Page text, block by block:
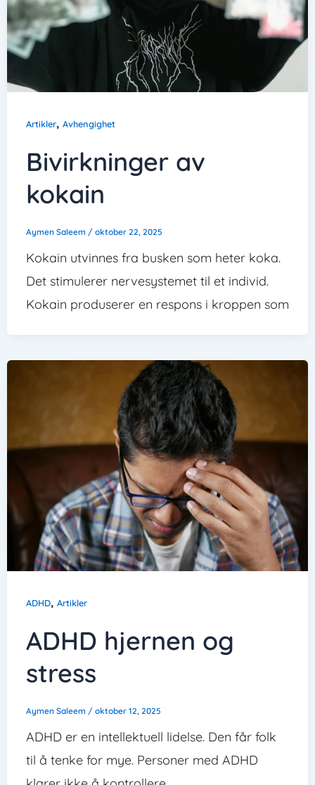
Artikler, Avhengighet
Bivirkninger av
kokain
Aymen Saleem / oktober 22, 2025
Kokain utvinnes fra busken som heter koka.
Det stimulerer nervesystemet til et individ.
Kokain produserer en respons i kroppen som
ADHD, Artikler
ADHD hjernen og
stress
Aymen Saleem / oktober 12, 2025
ADHD er en intellektuell lidelse. Den får folk
til å tenke for mye. Personer med ADHD